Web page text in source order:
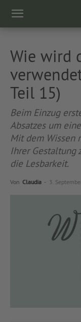
Wie wird
Teil 15)
Beim Einzug
Absatzes um
Mit dem Wissen
Ihrer Gestaltung
die Lesbarkeit.
Von Claudia - 3.